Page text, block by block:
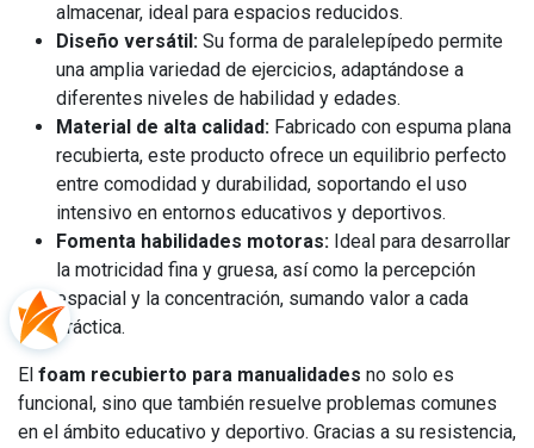
almacenar, ideal para espacios reducidos.
Diseño versátil: Su forma de paralelepípedo permite
una amplia variedad de ejercicios, adaptándose a
diferentes niveles de habilidad y edades.
Material de alta calidad: Fabricado con espuma plana
recubierta, este producto ofrece un equilibrio perfecto
entre comodidad y durabilidad, soportando el uso
intensivo en entornos educativos y deportivos.
Fomenta habilidades motoras: Ideal para desarrollar
la motricidad fina y gruesa, así como la percepción
espacial y la concentración, sumando valor a cada
práctica.
El foam recubierto para manualidades no solo es
funcional, sino que también resuelve problemas comunes
en el ámbito educativo y deportivo. Gracias a su resistencia,